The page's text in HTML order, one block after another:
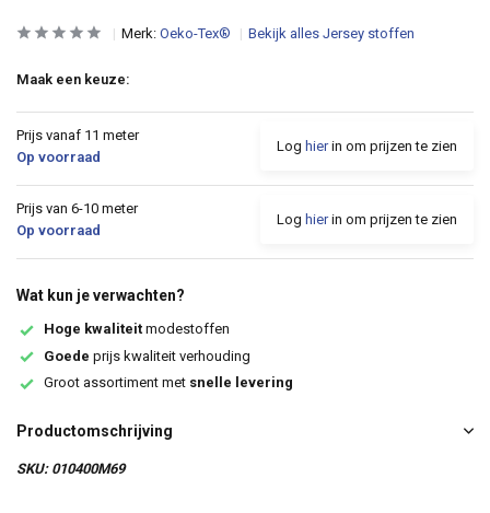
Merk: Oeko-Tex® Bekijk alles Jersey stoffen
Maak een keuze:
Prijs vanaf 11 meter
Op voorraad
Log hierin om prijzen te zien
Prijs van 6-10 meter
Op voorraad
Log hierin om prijzen te zien
Wat kun je verwachten?
Hoge kwaliteit modestoffen
Goede prijs kwaliteit verhouding
Groot assortiment met snelle levering
Productomschrijving
SKU: 010400M69